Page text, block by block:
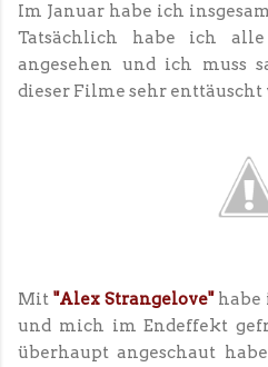
Im Januar habe ich
Tatsächlich habe ich
angesehen und ich muss
dieser Filme sehr enttäuscht
Mit "Alex Strangelove"habe
und mich im Endeffekt
überhaupt angeschaut